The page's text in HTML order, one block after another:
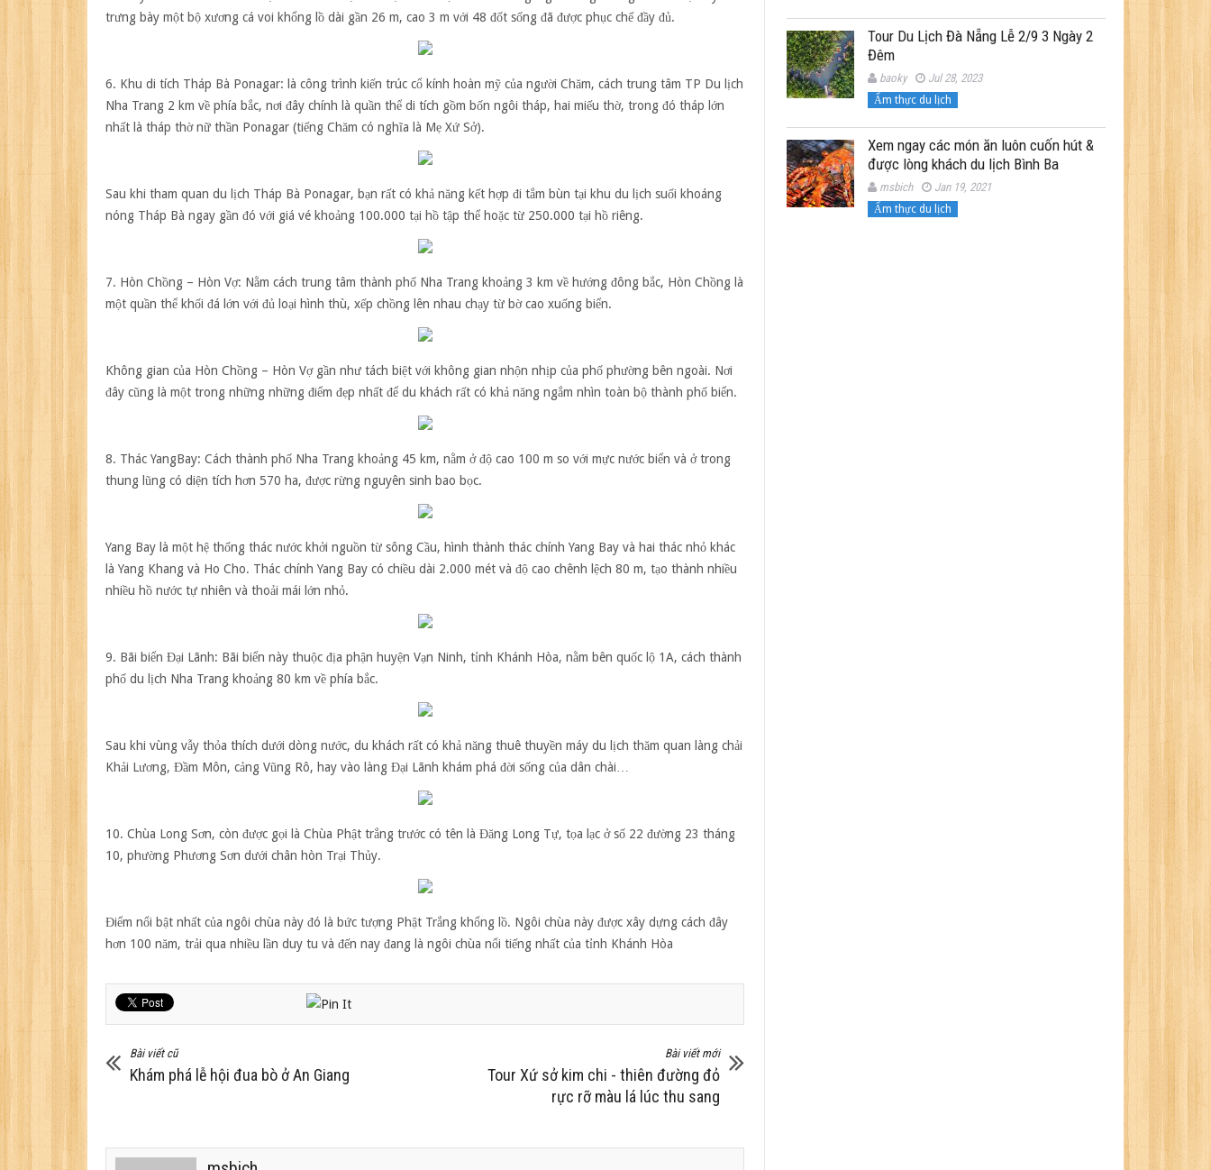
trưng bày một bộ xương cá voi khổng lồ dài gần 26 m, cao 3 m với 48 đốt sống đã được phục chế đầy đủ.
6. Khu di tích Tháp Bà Ponagar: là công trình kiến trúc cổ kính hoàn mỹ của người Chăm, cách trung tâm TP Du lịch
Nha Trang 2 km về phía bắc, nơi đây chính là quần thể di tích gồm bốn ngôi tháp, hai miếu thờ, trong đó tháp lớn
nhất là tháp thờ nữ thần Ponagar (tiếng Chăm có nghĩa là Mẹ Xứ Sở).
Sau khi tham quan du lịch Tháp Bà Ponagar, bạn rất có khả năng kết hợp đi tắm bùn tại khu du lịch suối khoáng
nóng Tháp Bà ngay gần đó với giá vé khoảng 100.000 tại hồ tập thể hoặc từ 250.000 tại hồ riêng.
7. Hòn Chồng – Hòn Vợ: Nằm cách trung tâm thành phố Nha Trang khoảng 3 km về hướng đông bắc, Hòn Chồng là
một quần thể khối đá lớn với đủ loại hình thù, xếp chồng lên nhau chạy từ bờ cao xuống biển.
Không gian của Hòn Chồng – Hòn Vợ gần như tách biệt với không gian nhộn nhịp của phố phường bên ngoài. Nơi
đây cũng là một trong những những điểm đẹp nhất để du khách rất có khả năng ngắm nhìn toàn bộ thành phố biển.
8. Thác YangBay: Cách thành phố Nha Trang khoảng 45 km, nằm ở độ cao 100 m so với mực nước biển và ở trong
thung lũng có diện tích hơn 570 ha, được rừng nguyên sinh bao bọc.
Yang Bay là một hệ thống thác nước khởi nguồn từ sông Cầu, hình thành thác chính Yang Bay và hai thác nhỏ khác
là Yang Khang và Ho Cho. Thác chính Yang Bay có chiều dài 2.000 mét và độ cao chênh lệch 80 m, tạo thành nhiều
nhiều hồ nước tự nhiên và thoải mái lớn nhỏ.
9. Bãi biển Đại Lãnh: Bãi biển này thuộc địa phận huyện Vạn Ninh, tỉnh Khánh Hòa, nằm bên quốc lộ 1A, cách thành
phố du lịch Nha Trang khoảng 80 km về phía bắc.
Sau khi vùng vẫy thỏa thích dưới dòng nước, du khách rất có khả năng thuê thuyền máy du lịch thăm quan làng chải
Khải Lương, Đầm Môn, cảng Vũng Rô, hay vào làng Đại Lãnh khám phá đời sống của dân chài…
10. Chùa Long Sơn, còn được gọi là Chùa Phật trắng trước có tên là Đăng Long Tự, tọa lạc ở số 22 đường 23 tháng
10, phường Phương Sơn dưới chân hòn Trại Thủy.
Điểm nổi bật nhất của ngôi chùa này đó là bức tượng Phật Trắng khổng lồ. Ngôi chùa này được xây dựng cách đây
hơn 100 năm, trải qua nhiều lần duy tu và đến nay đang là ngôi chùa nổi tiếng nhất của tỉnh Khánh Hòa
Bài viết cũ
Khám phá lễ hội đua bò ở An Giang
Bài viết mới
Tour Xứ sở kim chi - thiên đường đỏ
rực rỡ màu lá lúc thu sang
Tour Du Lịch Đà Nẵng Lễ 2/9 3 Ngày 2
Đêm
baoky Jul 28, 2023
Ẩm thực du lịch
Xem ngay các món ăn luôn cuốn hút &
được lòng khách du lịch Bình Ba
msbich Jan 19, 2021
Ẩm thực du lịch